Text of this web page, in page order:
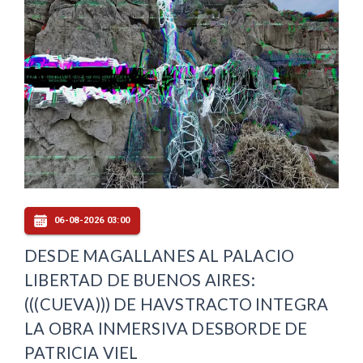
06-08-2026 03:00
DESDE MAGALLANES AL PALACIO
LIBERTAD DE BUENOS AIRES:
(((CUEVA))) DE HAVSTRACTO INTEGRA
LA OBRA INMERSIVA DESBORDE DE
PATRICIA VIEL